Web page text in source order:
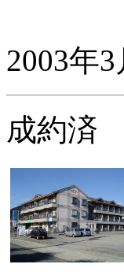
2003年
成約済